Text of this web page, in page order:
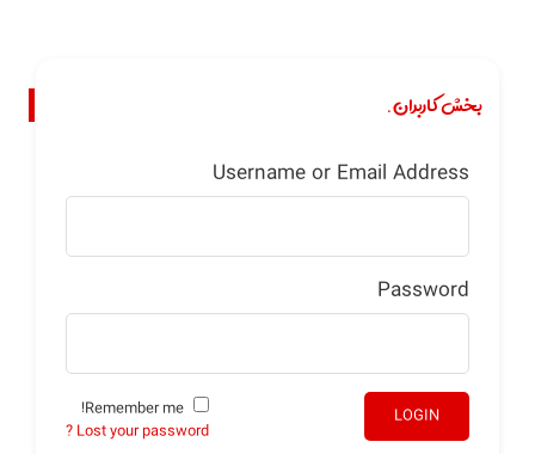
بخش کاربران.
Username or Email Address
Password
LOGIN
Lost your password ?